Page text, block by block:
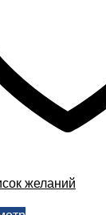
желаний